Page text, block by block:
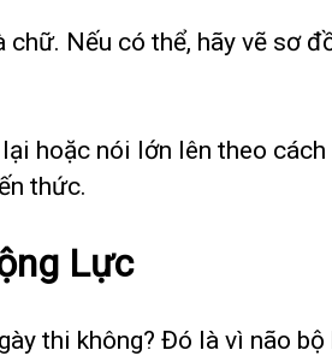
Nếu có thể, hãy vẽ sơ
hoặc nói lớn lên theo cách
thức.
Lực
thi không? Đó là vì não